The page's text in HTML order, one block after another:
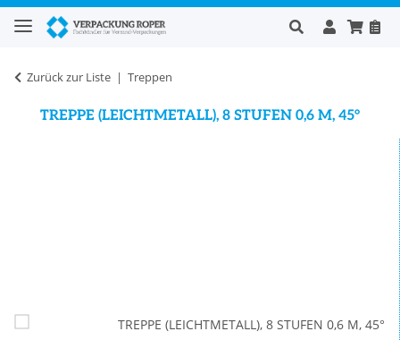
Zurück zur Liste Treppen
TREPPE (LEICHTMETALL), 8 STUFEN 0,6 M, 45°